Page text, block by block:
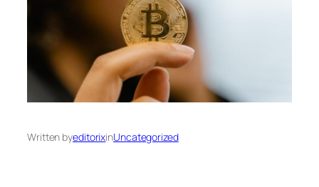
Written byeditorixinUncategorized